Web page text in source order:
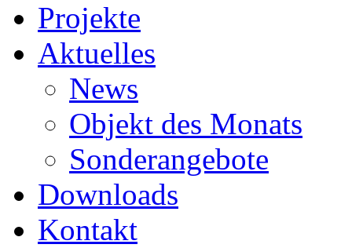
Projekte
Aktuelles
News
Objekt des Monats
Sonderangebote
Downloads
Kontakt